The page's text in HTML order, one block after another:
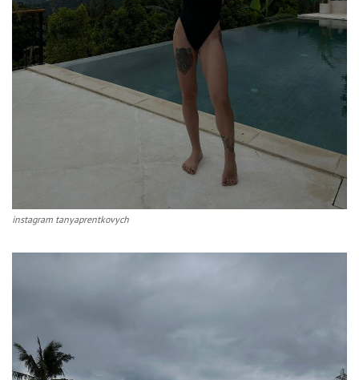
instagram tanyaprentkovych